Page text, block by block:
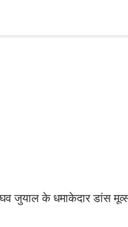
जुयाल के धमाकेदार डांस